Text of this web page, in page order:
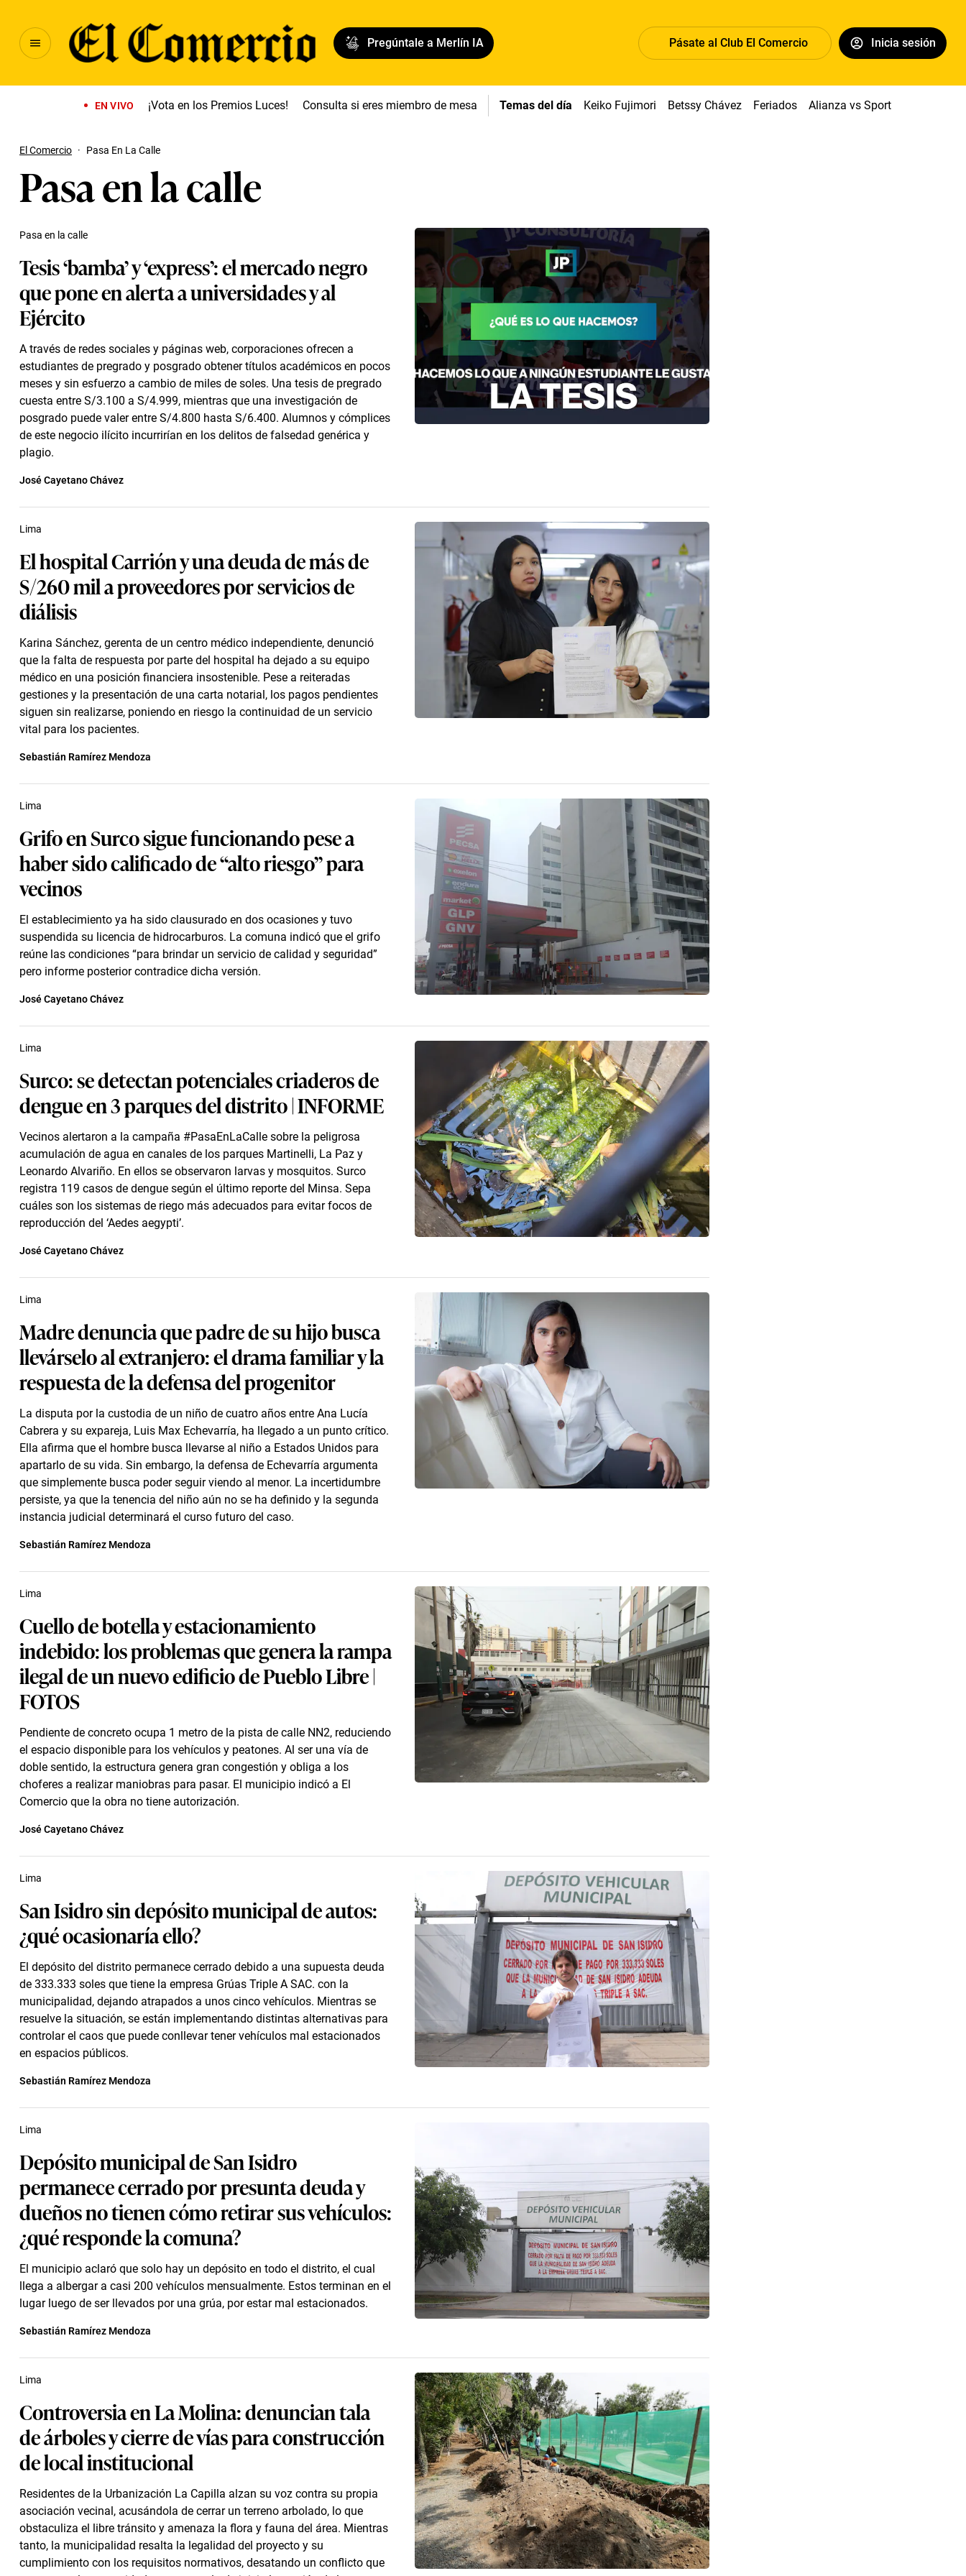
Pregúntale a Merlín IA Pásate al Club El Comercio Inicia sesión
EN VIVO ¡Vota en los Premios Luces! Consulta si eres miembro de mesa Temas del día Keiko Fujimori Betssy Chávez Feriados Alianza vs Sport Boys
El Comercio · Pasa En La Calle
Pasa en la calle
Tesis ‘bamba’ y ‘express’: el mercado negro
que pone en alerta a universidades y al
Ejército
A través de redes sociales y páginas web, corporaciones ofrecen a
estudiantes de pregrado y posgrado obtener títulos académicos en pocos
meses y sin esfuerzo a cambio de miles de soles. Una tesis de pregrado
cuesta entre S/3.100 a S/4.999, mientras que una investigación de
posgrado puede valer entre S/4.800 hasta S/6.400. Alumnos y cómplices
de este negocio ilícito incurrirían en los delitos de falsedad genérica y
plagio.
Pasa en la calle
José Cayetano Chávez
El hospital Carrión y una deuda de más de
S/260 mil a proveedores por servicios de
diálisis
Karina Sánchez, gerenta de un centro médico independiente, denunció
que la falta de respuesta por parte del hospital ha dejado a su equipo
médico en una posición financiera insostenible. Pese a reiteradas
gestiones y la presentación de una carta notarial, los pagos pendientes
siguen sin realizarse, poniendo en riesgo la continuidad de un servicio
vital para los pacientes.
Lima
Sebastián Ramírez Mendoza
Grifo en Surco sigue funcionando pese a
haber sido calificado de “alto riesgo” para
vecinos
El establecimiento ya ha sido clausurado en dos ocasiones y tuvo
suspendida su licencia de hidrocarburos. La comuna indicó que el grifo
reúne las condiciones “para brindar un servicio de calidad y seguridad”
pero informe posterior contradice dicha versión.
Lima
José Cayetano Chávez
Surco: se detectan potenciales criaderos de
dengue en 3 parques del distrito | INFORME
Vecinos alertaron a la campaña #PasaEnLaCalle sobre la peligrosa
acumulación de agua en canales de los parques Martinelli, La Paz y
Leonardo Alvariño. En ellos se observaron larvas y mosquitos. Surco
registra 119 casos de dengue según el último reporte del Minsa. Sepa
cuáles son los sistemas de riego más adecuados para evitar focos de
reproducción del ‘Aedes aegypti’.
Lima
José Cayetano Chávez
Madre denuncia que padre de su hijo busca
llevárselo al extranjero: el drama familiar y la
respuesta de la defensa del progenitor
La disputa por la custodia de un niño de cuatro años entre Ana Lucía
Cabrera y su expareja, Luis Max Echevarría, ha llegado a un punto crítico.
Ella afirma que el hombre busca llevarse al niño a Estados Unidos para
apartarlo de su vida. Sin embargo, la defensa de Echevarría argumenta
que simplemente busca poder seguir viendo al menor. La incertidumbre
persiste, ya que la tenencia del niño aún no se ha definido y la segunda
instancia judicial determinará el curso futuro del caso.
Lima
Sebastián Ramírez Mendoza
Cuello de botella y estacionamiento
indebido: los problemas que genera la rampa
ilegal de un nuevo edificio de Pueblo Libre |
FOTOS
Pendiente de concreto ocupa 1 metro de la pista de calle NN2, reduciendo
el espacio disponible para los vehículos y peatones. Al ser una vía de
doble sentido, la estructura genera gran congestión y obliga a los
choferes a realizar maniobras para pasar. El municipio indicó a El
Comercio que la obra no tiene autorización.
Lima
José Cayetano Chávez
San Isidro sin depósito municipal de autos:
¿qué ocasionaría ello?
El depósito del distrito permanece cerrado debido a una supuesta deuda
de 333.333 soles que tiene la empresa Grúas Triple A SAC. con la
municipalidad, dejando atrapados a unos cinco vehículos. Mientras se
resuelve la situación, se están implementando distintas alternativas para
controlar el caos que puede conllevar tener vehículos mal estacionados
en espacios públicos.
Lima
Sebastián Ramírez Mendoza
Depósito municipal de San Isidro
permanece cerrado por presunta deuda y
dueños no tienen cómo retirar sus vehículos:
¿qué responde la comuna?
El municipio aclaró que solo hay un depósito en todo el distrito, el cual
llega a albergar a casi 200 vehículos mensualmente. Estos terminan en el
lugar luego de ser llevados por una grúa, por estar mal estacionados.
Lima
Sebastián Ramírez Mendoza
Controversia en La Molina: denuncian tala
de árboles y cierre de vías para construcción
de local institucional
Residentes de la Urbanización La Capilla alzan su voz contra su propia
asociación vecinal, acusándola de cerrar un terreno arbolado, lo que
obstaculiza el libre tránsito y amenaza la flora y fauna del área. Mientras
tanto, la municipalidad resalta la legalidad del proyecto y su
cumplimiento con los requisitos normativos, desatando un conflicto que
Lima